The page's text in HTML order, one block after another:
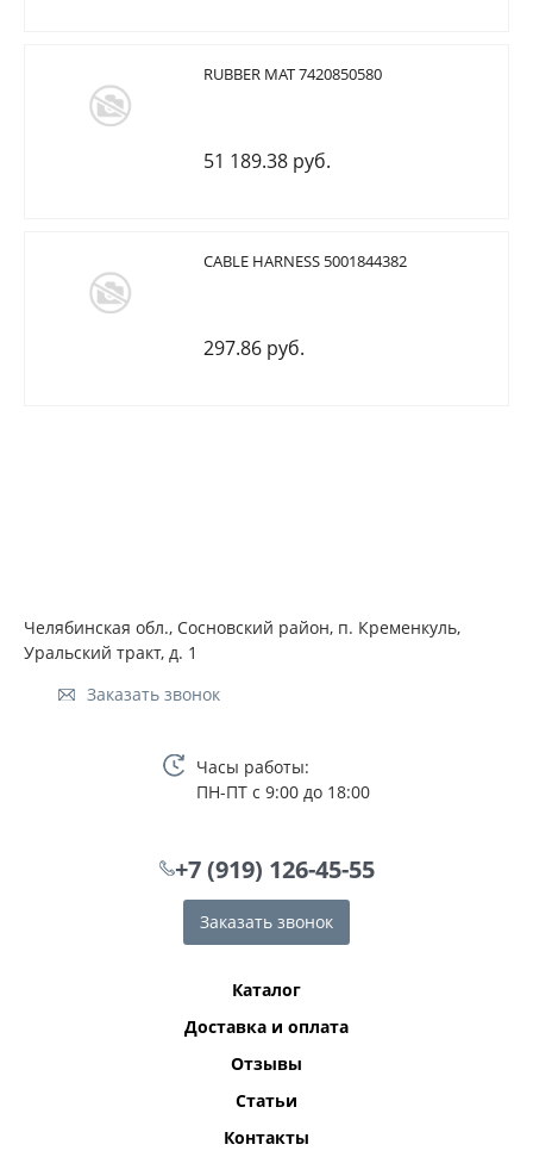
RUBBER MAT 7420850580
51 189.38 руб.
CABLE HARNESS 5001844382
297.86 руб.
Челябинская обл., Сосновский район, п. Кременкуль,
Уральский тракт, д. 1
Заказать звонок
Часы работы:
ПН-ПТ с 9:00 до 18:00
+7 (919) 126-45-55
Заказать звонок
Каталог
Доставка и оплата
Отзывы
Статьи
Контакты